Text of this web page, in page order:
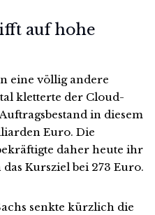
auf hohe
eine völlig andere
kletterte der Cloud-
in diesem
Euro. Die
daher heute ihr
Kursziel bei 273 Euro.
senkte kürzlich die